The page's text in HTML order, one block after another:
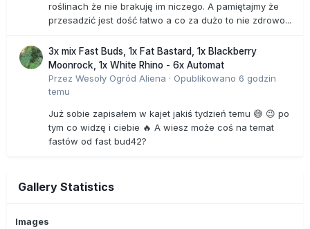
roślinach że nie brakuję im niczego. A pamiętajmy że
przesadzić jest dość łatwo a co za dużo to nie zdrowo...
3x mix Fast Buds, 1x Fat Bastard, 1x Blackberry
Moonrock, 1x White Rhino - 6x Automat
Przez Wesoły Ogród Aliena · Opublikowano 6 godzin
temu
Już sobie zapisałem w kajet jakiś tydzień temu 😅 😉 po
tym co widzę i ciebie 🔥 A wiesz może coś na temat
fastów od fast bud42?
Gallery Statistics
Images